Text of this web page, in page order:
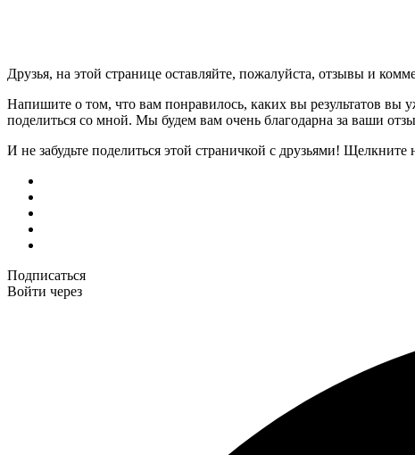
Друзья, на этой странице оставляйте, пожалуйста, отзывы и
Напишите о том, что вам понравилось, каких вы результатов вы
поделиться со мной. Мы будем вам очень благодарна за ваши
И не забудьте поделиться этой страничкой с друзьями!
Подписаться
Войти через